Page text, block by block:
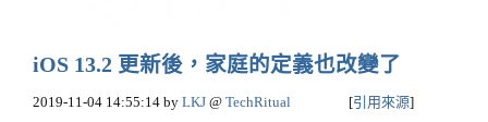
iOS 13.2 更新後，家庭的定義也改變了
2019-11-04 14:55:14 by LKJ @ TechRitual [引用來源]